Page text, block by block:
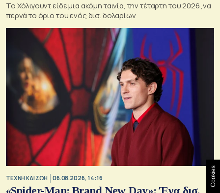
Το Χόλιγουντ είδε μια ακόμη ταινία, την τέταρτη του 2026 ,να
περνά το όριο του ενός δισ. δολαρίων
TΕΧΝΗ ΚΑΙ ΖΩΗ 06.08.2026, 14:16 Cookies